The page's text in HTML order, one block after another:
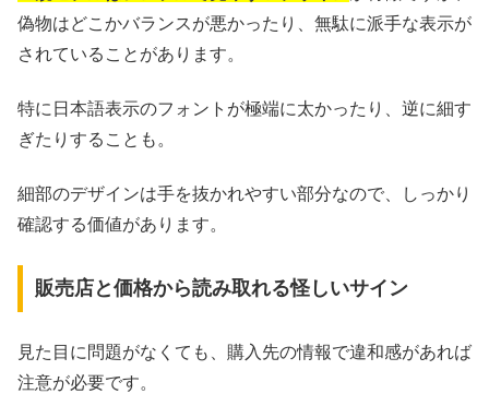
偽物はどこかバランスが悪かったり、無駄に派手な表示が
されていることがあります。
特に日本語表示のフォントが極端に太かったり、逆に細す
ぎたりすることも。
細部のデザインは手を抜かれやすい部分なので、しっかり
確認する価値があります。
販売店と価格から読み取れる怪しいサイン
見た目に問題がなくても、購入先の情報で違和感があれば
注意が必要です。